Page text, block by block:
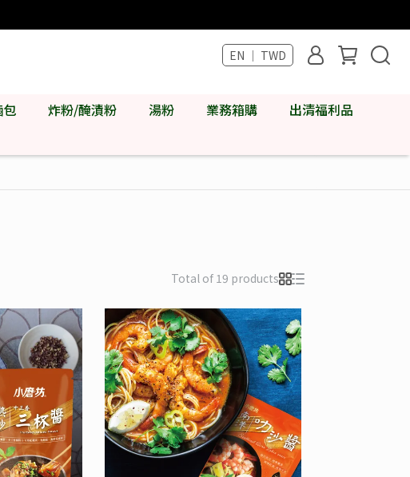
EN ｜ TWD
炸粉/醃漬粉 湯粉 業務箱購
出清福利品
Total of 19 products